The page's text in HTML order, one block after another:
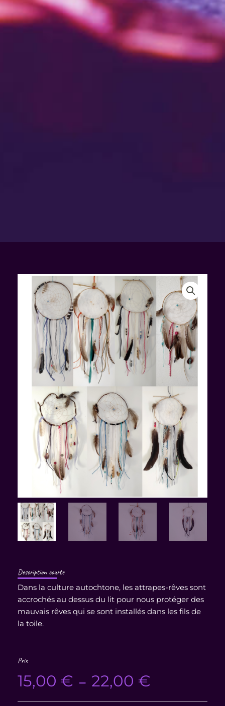
Description courte
Dans la culture autochtone, les attrapes-rêves sont
accrochés au dessus du lit pour nous protéger des
mauvais rêves qui se sont installés dans les fils de
la toile.
Prix
15,00 € – 22,00 €
prix :